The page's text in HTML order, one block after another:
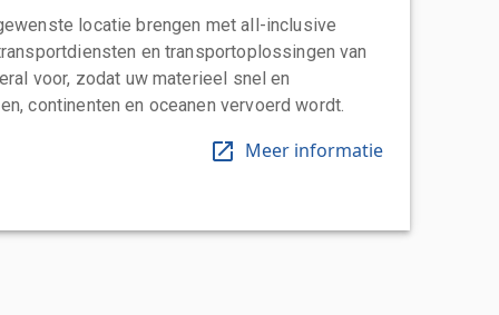
locatie brengen met all-inclusive
en transportoplossingen van
voor, zodat uw materieel snel en
continenten en oceanen vervoerd wordt.
Meer informatie